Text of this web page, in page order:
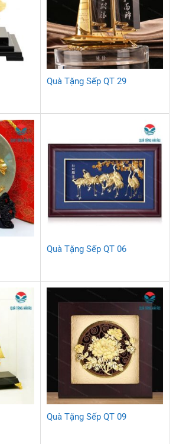
Quà Tặng Sếp QT 29
Quà Tặng Sếp QT 06
Quà Tặng Sếp QT 09